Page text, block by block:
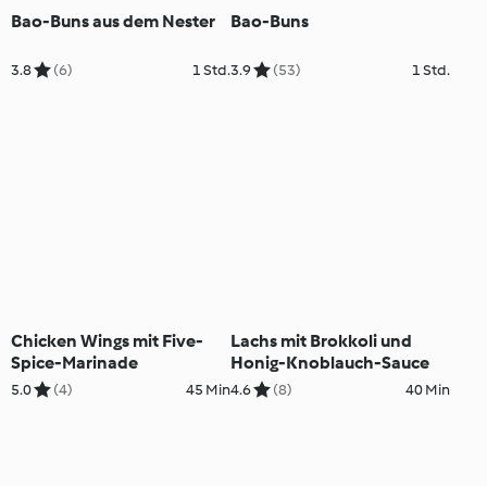
Bao-Buns aus dem Nester
3.8 (6) 1 Std.
Bao-Buns
3.9 (53) 1 Std.
Chicken Wings mit Five-
Spice-Marinade
5.0 (4) 45 Min
Lachs mit Brokkoli und
Honig-Knoblauch-Sauce
4.6 (8) 40 Min